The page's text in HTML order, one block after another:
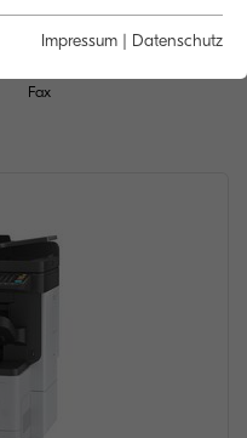
Scan
Fax
Impressum | Datenschutz